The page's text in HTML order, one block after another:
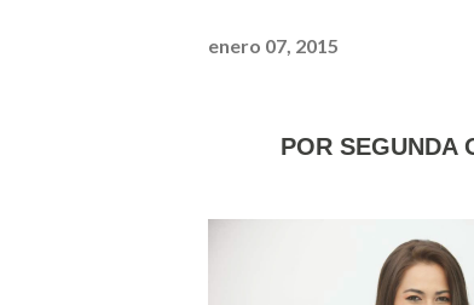
enero 07, 2015
POR